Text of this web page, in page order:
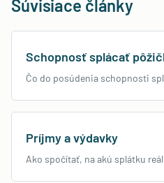
Súvisiace články
Schopnosť splácať
Čo do posúdenia schopnosti
Príjmy a výdavky
Ako spočítať, na akú splátku